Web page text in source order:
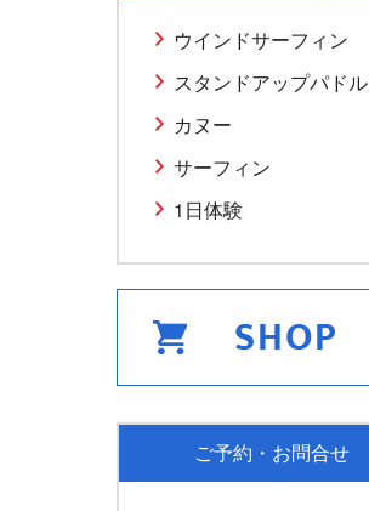
ウインドサーフィン
スタンドアップパドル
カヌー
サーフィン
1日体験
ご予約・お問合せ